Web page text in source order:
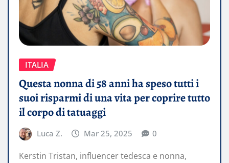
ITALIA
Questa nonna di 58 anni ha speso tutti i
suoi risparmi di una vita per coprire tutto
il corpo di tatuaggi
Luca Z. Mar 25, 2025 0
Kerstin Tristan, influencer tedesca e nonna,